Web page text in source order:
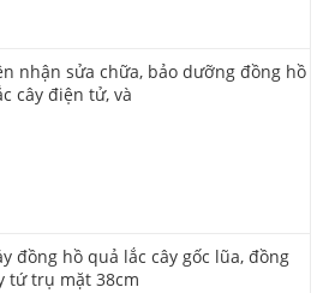
nhận sửa chữa, bảo dưỡng đồng hồ
cây điện tử, và
đồng hồ quả lắc cây gốc lũa, đồng
tứ trụ mặt 38cm